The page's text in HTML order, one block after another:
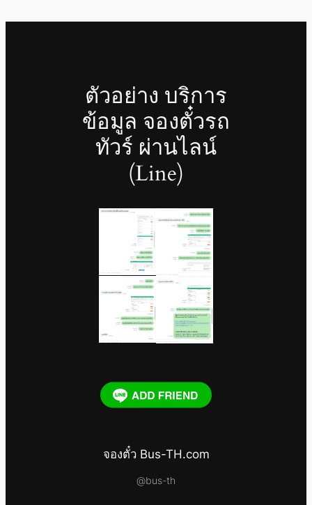
ตัวอย่าง บริการ
ข้อมูล จองตั๋วรถ
ทัวร์ ผ่านไลน์
(Line)
จองตั๋ว Bus-TH.com
@bus-th